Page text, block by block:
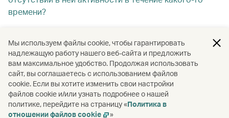
времени?
Как сохранить активной свою учетную запись
Cathay?
Как отвязать свою учетную запись Cathay от
учетной записи OpenRice?
Мы используем файлы cookie, чтобы гарантировать
надлежащую работу нашего веб-сайта и предложить
вам максимальное удобство. Продолжая использовать
сайт, вы соглашаетесь с использованием файлов
cookie. Если вы хотите изменить свои настройки
файлов cookie и/или узнать подробнее о нашей
политике, перейдите на страницу «Политика в
отношении файлов cookie
»